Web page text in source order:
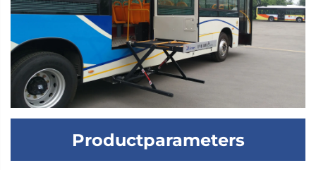
Productparameters